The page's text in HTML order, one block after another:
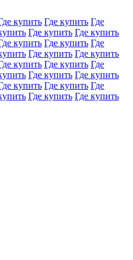
купить Где купить Где
Где купить Где купить
купить Где купить Где
Где купить Где купить
купить Где купить Где
Где купить Где купить
купить Где купить Где
Где купить Где купить